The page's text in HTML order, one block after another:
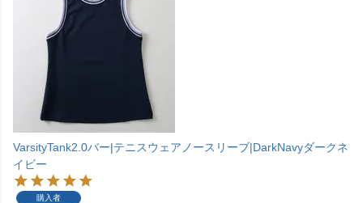
VarsityTank2.0バー|テニスウェアノースリーブ|DarkNavyダークネ
イビー
購入者